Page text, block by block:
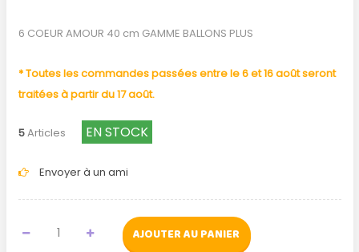
6 COEUR AMOUR 40 cm GAMME BALLONS PLUS
* Toutes les commandes passées entre le 6 et 16 août seront
traitées à partir du 17 août.
5Articles EN STOCK
Envoyer à un ami
AJOUTER AU PANIER